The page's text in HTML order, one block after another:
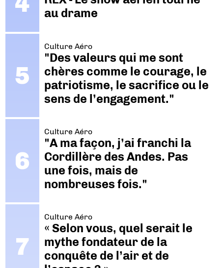
au drame
Culture Aéro
"Des valeurs qui me sont
chères comme le courage, le
patriotisme, le sacrifice ou le
sens de l’engagement."
Culture Aéro
"A ma façon, j’ai franchi la
Cordillère des Andes. Pas
une fois, mais de
nombreuses fois."
Culture Aéro
« Selon vous, quel serait le
mythe fondateur de la
conquête de l’air et de